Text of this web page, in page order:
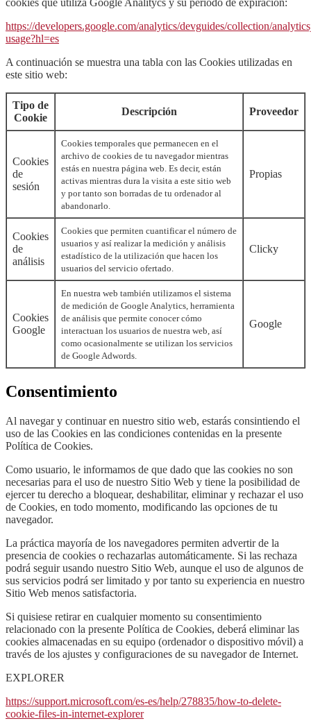
cookies que utiliza Google Analitycs y su periodo de expiración:
https://developers.google.com/analytics/devguides/collection/
usage?hl=es
A continuación se muestra una tabla con las Cookies utilizadas en
este sitio web:
Tipo de
Cookie
Descripción Proveedor
Cookies
de
sesión
Cookies temporales que permanecen en el
archivo de cookies de tu navegador mientras
estás en nuestra página web. Es decir, están
activas mientras dura la visita a este sitio web
y por tanto son borradas de tu ordenador al
abandonarlo.
Propias
Cookies
de
análisis
Cookies que permiten cuantificar el número de
usuarios y así realizar la medición y análisis
estadístico de la utilización que hacen los
usuarios del servicio ofertado.
Clicky
Cookies
Google
En nuestra web también utilizamos el sistema
de medición de Google Analytics, herramienta
de análisis que permite conocer cómo
interactuan los usuarios de nuestra web, así
como ocasionalmente se utilizan los servicios
de Google Adwords.
Google
Consentimiento
Al navegar y continuar en nuestro sitio web, estarás consintiendo el
uso de las Cookies en las condiciones contenidas en la presente
Política de Cookies.
Como usuario, le informamos de que dado que las cookies no son
necesarias para el uso de nuestro Sitio Web y tiene la posibilidad de
ejercer tu derecho a bloquear, deshabilitar, eliminar y rechazar el uso
de Cookies, en todo momento, modificando las opciones de tu
navegador.
La práctica mayoría de los navegadores permiten advertir de la
presencia de cookies o rechazarlas automáticamente. Si las rechaza
podrá seguir usando nuestro Sitio Web, aunque el uso de algunos de
sus servicios podrá ser limitado y por tanto su experiencia en nuestro
Sitio Web menos satisfactoria.
Si quisiese retirar en cualquier momento su consentimiento
relacionado con la presente Política de Cookies, deberá eliminar las
cookies almacenadas en su equipo (ordenador o dispositivo móvil) a
través de los ajustes y configuraciones de su navegador de Internet.
EXPLORER
https://support.microsoft.com/es-es/help/278835/how-to-delete-
cookie-files-in-internet-explorer